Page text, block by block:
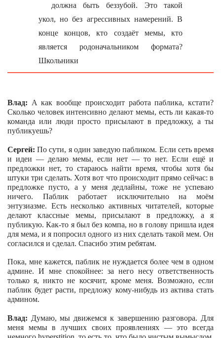
должна быть беззубой. Это такой
укол, но без агрессивных намерений. В
конце концов, кто создаёт мемы, кто
является родоначальником формата?
Школьники
Влад: А как вообще происходит работа паблика, кстати?
Сколько человек интенсивно делают мемы, есть ли какая-то
команда или люди просто присылают в предложку, а ты
публикуешь?
Сергей: По сути, я один заведую пабликом. Если сеть время
и идеи — делаю мемы, если нет — то нет. Если ещё и
предложки нет, то стараюсь найти время, чтобы хотя бы
штуки три сделать. Хотя вот что происходит прямо сейчас: в
предложке пусто, а у меня дедлайны, тоже не успеваю
ничего. Паблик работает исключительно на моём
энтузиазме. Есть несколько активных читателей, которые
делают классные мемы, присылают в предложку, а я
публикую. Как-то я был без компа, но в голову пришла идея
для мема, и я попросил одного из них сделать такой мем. Он
согласился и сделал. Спасибо этим ребятам.
Пока, мне кажется, паблик не нуждается более чем в одном
админе. И мне спокойнее: за него несу ответственность
только я, никто не косячит, кроме меня. Возможно, если
паблик будет расти, предложу кому-нибудь из актива стать
админом.
Влад: Думаю, мы движемся к завершению разговора. Для
меня мемы в лучших своих проявлениях — это всегда